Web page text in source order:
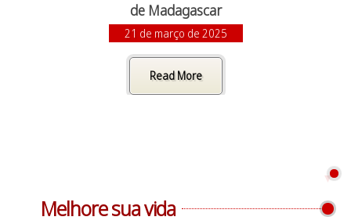
de Madagascar
21 de março de 2025
Read More
Melhore sua vida